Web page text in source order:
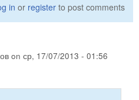
in or register to post comments
on ср, 17/07/2013 - 01:56